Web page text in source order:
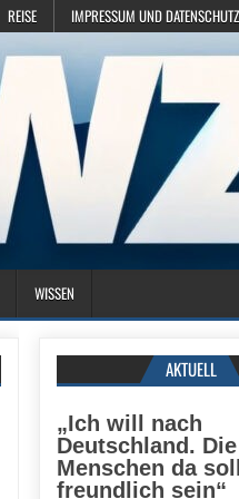
REISE IMPRESSUM UND DATENSCHUTZ
WISSEN
AKTUELL
„Ich will nach
Deutschland. Die
Menschen da
freundlich sein“